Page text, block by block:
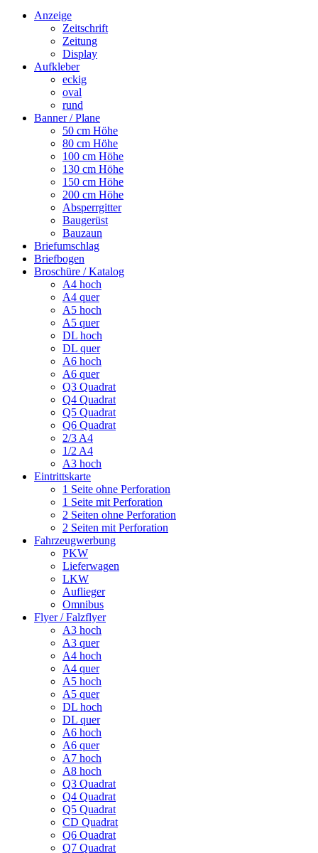
Anzeige
Zeitschrift
Zeitung
Display
Aufkleber
eckig
oval
rund
Banner / Plane
50 cm Höhe
80 cm Höhe
100 cm Höhe
130 cm Höhe
150 cm Höhe
200 cm Höhe
Absperrgitter
Baugerüst
Bauzaun
Briefumschlag
Briefbogen
Broschüre / Katalog
A4 hoch
A4 quer
A5 hoch
A5 quer
DL hoch
DL quer
A6 hoch
A6 quer
Q3 Quadrat
Q4 Quadrat
Q5 Quadrat
Q6 Quadrat
2/3 A4
1/2 A4
A3 hoch
Eintrittskarte
1 Seite ohne Perforation
1 Seite mit Perforation
2 Seiten ohne Perforation
2 Seiten mit Perforation
Fahrzeugwerbung
PKW
Lieferwagen
LKW
Auflieger
Omnibus
Flyer / Falzflyer
A3 hoch
A3 quer
A4 hoch
A4 quer
A5 hoch
A5 quer
DL hoch
DL quer
A6 hoch
A6 quer
A7 hoch
A8 hoch
Q3 Quadrat
Q4 Quadrat
Q5 Quadrat
CD Quadrat
Q6 Quadrat
Q7 Quadrat